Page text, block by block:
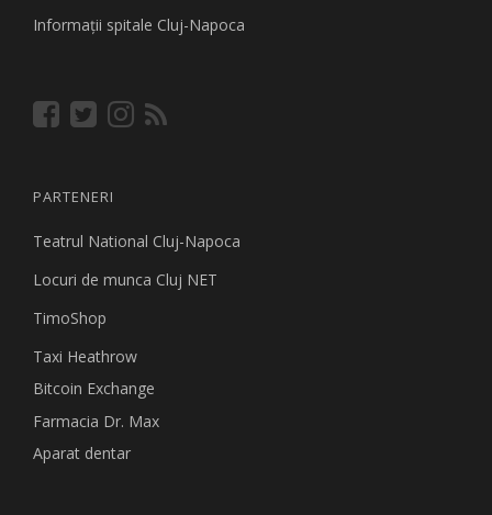
Informaţii spitale Cluj-Napoca
PARTENERI
Teatrul National Cluj-Napoca
Locuri de munca Cluj NET
TimoShop
Taxi Heathrow
Bitcoin Exchange
Farmacia Dr. Max
Aparat dentar